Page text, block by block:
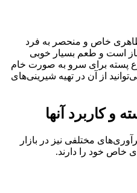
خاص و منحصر به فرد
است و طعم بسیار خوبی
پسته برای سرو به صورت خام
از آن در تهیه شیرینی‌های
و کاربرد آنها
مختلفی نیز در بازار
خاص خود را دارند.